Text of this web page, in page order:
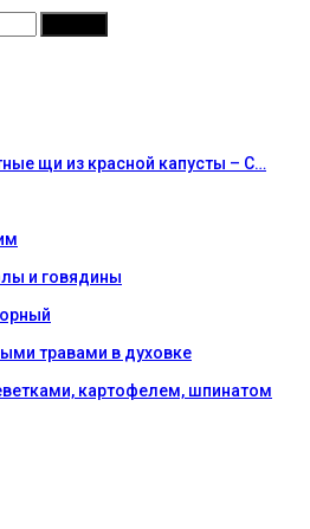
щи из красной капусты – С…
и говядины
травами в духовке
картофелем, шпинатом